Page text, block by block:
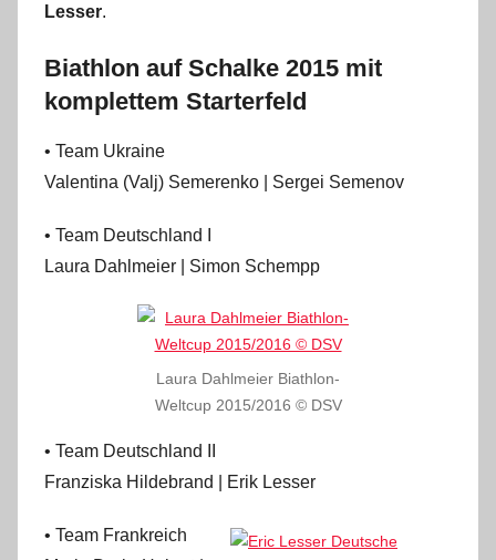
Lesser.
Biathlon auf Schalke 2015 mit
komplettem Starterfeld
• Team Ukraine
Valentina (Valj) Semerenko | Sergei Semenov
• Team Deutschland I
Laura Dahlmeier | Simon Schempp
Laura Dahlmeier Biathlon-
Weltcup 2015/2016 © DSV
• Team Deutschland II
Franziska Hildebrand | Erik Lesser
• Team Frankreich